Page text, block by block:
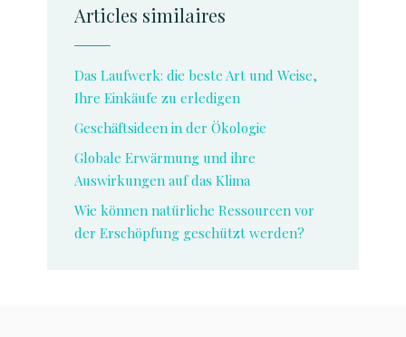
Articles similaires
Das Laufwerk: die beste Art und Weise,
Ihre Einkäufe zu erledigen
Geschäftsideen in der Ökologie
Globale Erwärmung und ihre
Auswirkungen auf das Klima
Wie können natürliche Ressourcen vor
der Erschöpfung geschützt werden?